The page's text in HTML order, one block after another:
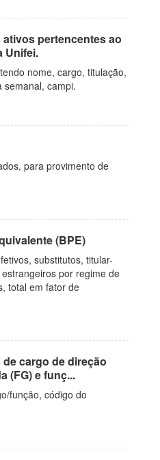
pertencentes ao
Unifei.
nome, cargo, titulação,
semanal, campi.
para provimento de
(BPE)
substitutos, titular-
por regime de
total em fator de
cargo de direção
(FG) e funç...
função, código do